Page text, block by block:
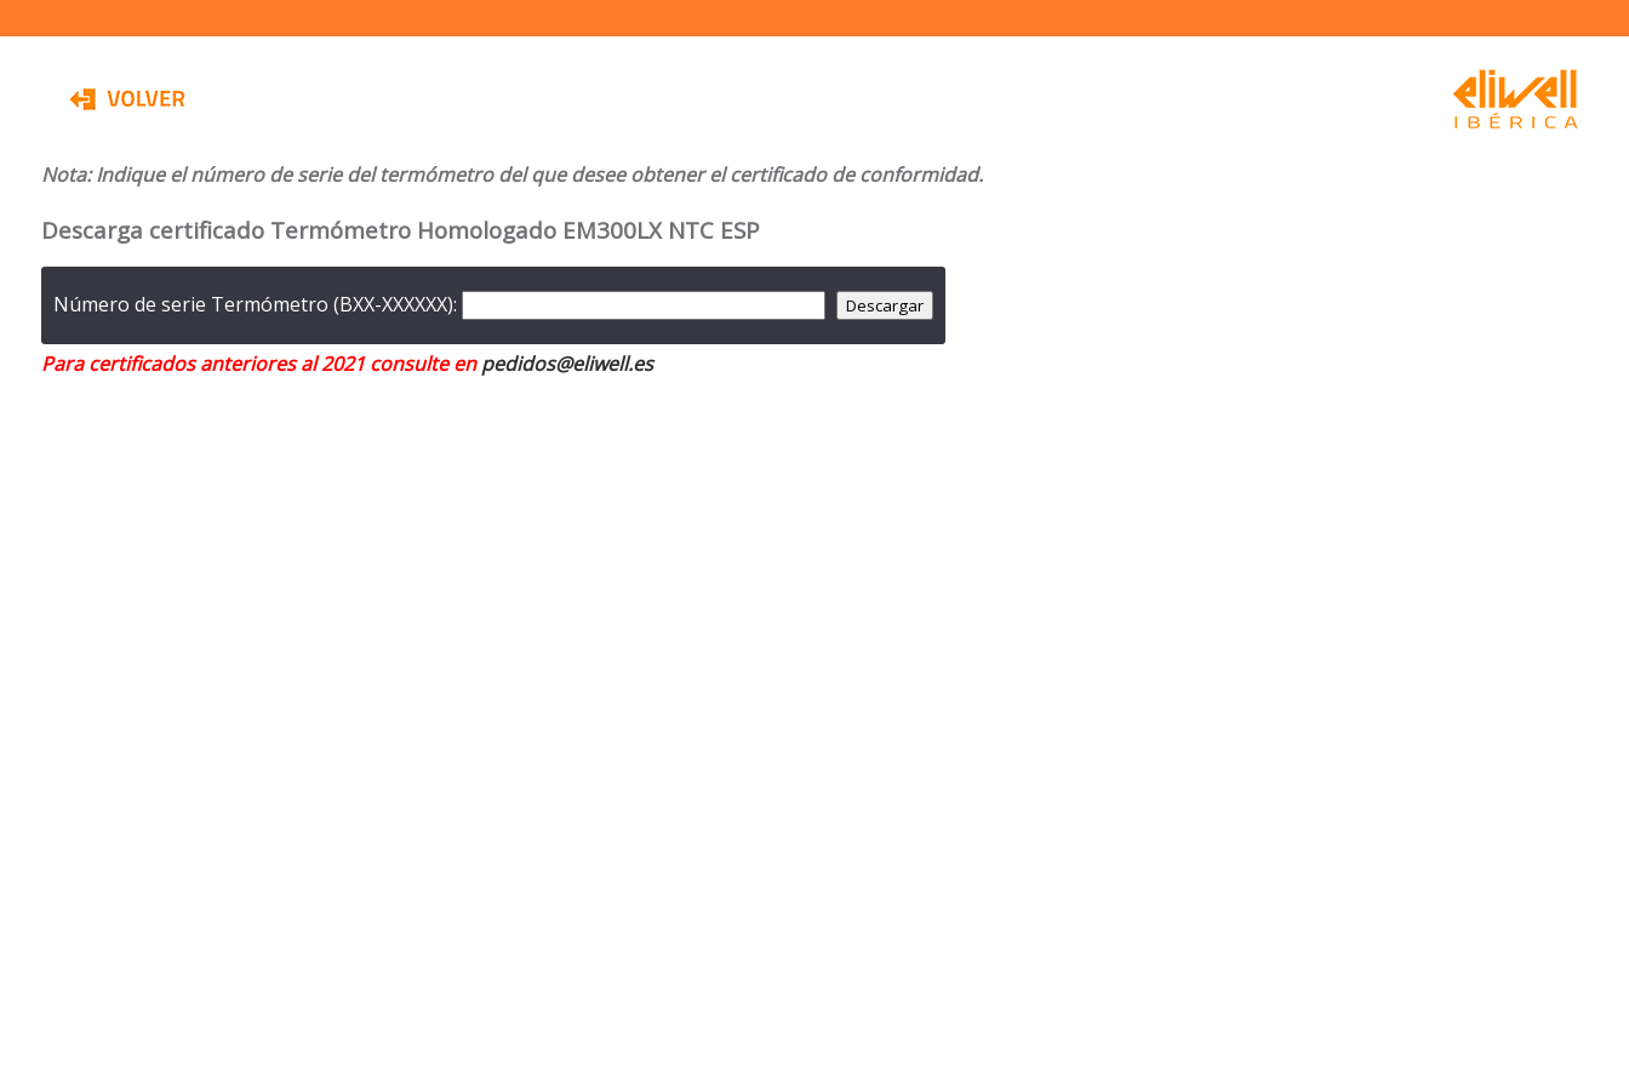
Nota: Indique el número de serie del termómetro del que desee obtener el certificado de conformidad.
Descarga certificado Termómetro Homologado EM300LX NTC ESP
Número de serie Termómetro (BXX-XXXXXX):
Para certificados anteriores al 2021 consulte enpedidos@eliwell.es